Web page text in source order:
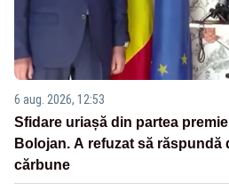
6 aug. 2026, 12:53
Sfidare uriașă din partea
Bolojan. A refuzat să răspundă
cărbune